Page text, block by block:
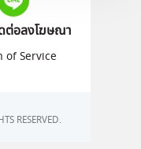
ต่อลงโฆษณา
of Service
RESERVED.